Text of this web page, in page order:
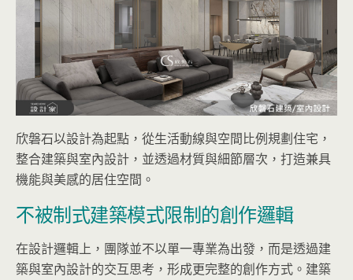
欣磐石以設計為起點，從生活動線與空間比例規劃住宅，
整合建築與室內設計，並透過材質與細節層次，打造兼具
機能與美感的居住空間。
不被制式建築模式限制的創作邏輯
在設計邏輯上，團隊並不以單一專業為出發，而是透過建
築與室內設計的交互思考，形成更完整的創作方式。建築